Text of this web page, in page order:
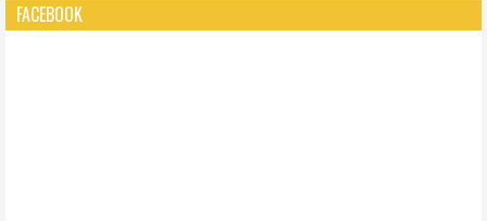
FACEBOOK